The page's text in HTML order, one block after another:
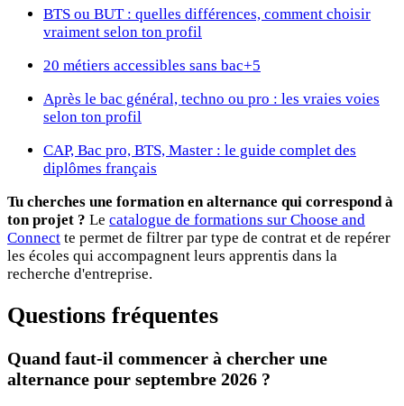
BTS ou BUT : quelles différences, comment choisir
vraiment selon ton profil
20 métiers accessibles sans bac+5
Après le bac général, techno ou pro : les vraies voies
selon ton profil
CAP, Bac pro, BTS, Master : le guide complet des
diplômes français
Tu cherches une formation en alternance qui correspond à
ton projet ? Le catalogue de formations sur Choose and
Connect te permet de filtrer par type de contrat et de repérer
les écoles qui accompagnent leurs apprentis dans la
recherche d'entreprise.
Questions fréquentes
Quand faut-il commencer à chercher une
alternance pour septembre 2026 ?